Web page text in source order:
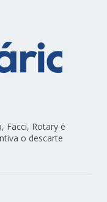
Facci, Rotary e
o descarte